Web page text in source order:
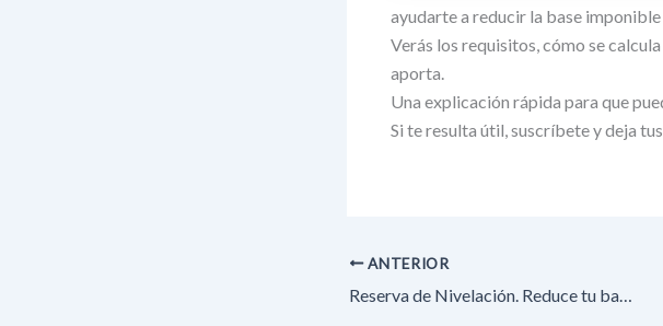
ayudarte a reducir la base
Verás los requisitos, cómo se
aporta.
Una explicación rápida para que
Si te resulta útil, suscríbete y deja
ANTERIOR